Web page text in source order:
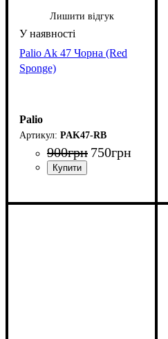
Лишити відгук
Palio Ak 47 Чорна (Red
Sponge)
Palio
PAK47-RB
900грн 750грн